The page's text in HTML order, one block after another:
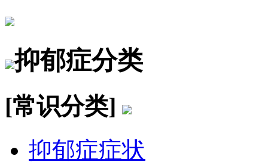
抑郁症分类
[常识分类]
抑郁症症状